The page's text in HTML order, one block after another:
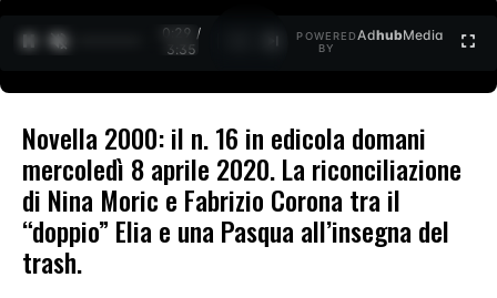
0:30 /
3:35
POWERED
BY
AdhubMedia
Novella 2000: il n. 16 in edicola domani
mercoledì 8 aprile 2020. La riconciliazione
di Nina Moric e Fabrizio Corona tra il
“doppio” Elia e una Pasqua all’insegna del
trash.